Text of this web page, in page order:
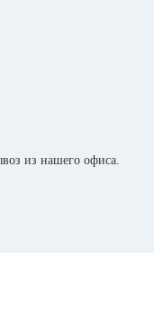
из нашего офиса.